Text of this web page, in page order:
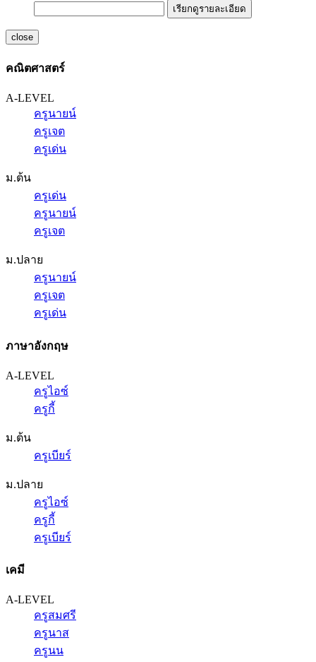
เรียกดูรายละเอียด
close
คณิตศาสตร์
A-LEVEL
ครูนายน์
ครูเจต
ครูเด่น
ม.ต้น
ครูเด่น
ครูนายน์
ครูเจต
ม.ปลาย
ครูนายน์
ครูเจต
ครูเด่น
ภาษาอังกฤษ
A-LEVEL
ครูไอซ์
ครูกี้
ม.ต้น
ครูเบียร์
ม.ปลาย
ครูไอซ์
ครูกี้
ครูเบียร์
เคมี
A-LEVEL
ครูสมศรี
ครูนาส
ครูนน